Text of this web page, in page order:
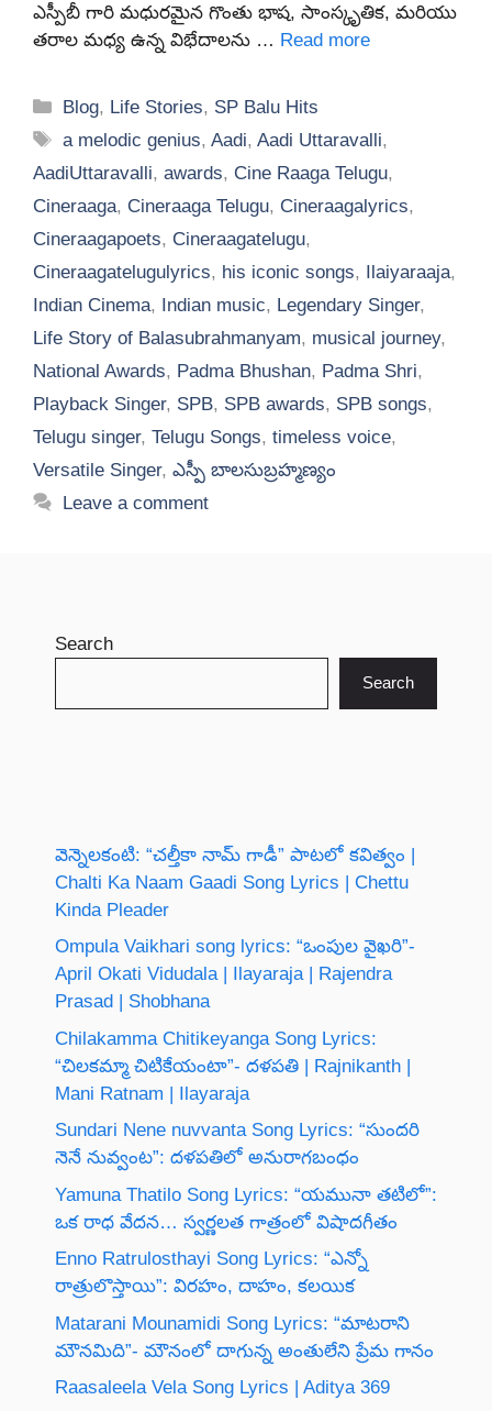
ఎస్పీబీ గారి మధురమైన గొంతు భాష, సాంస్కృతిక, మరియు
తరాల మధ్య ఉన్న విభేదాలను … Read more
Categories
Blog, Life Stories, SP Balu Hits
Tags
a melodic genius,Aadi,Aadi Uttaravalli,
AadiUttaravalli, awards, Cine Raaga Telugu,
Cineraaga, Cineraaga Telugu, Cineraagalyrics,
Cineraagapoets, Cineraagatelugu,
Cineraagatelugulyrics, his iconic songs, Ilaiyaraaja,
Indian Cinema, Indian music, Legendary Singer,
Life Story of Balasubrahmanyam, musical journey,
National Awards, Padma Bhushan, Padma Shri,
Playback Singer, SPB, SPB awards, SPB songs,
Telugu singer, Telugu Songs, timeless voice,
Versatile Singer, ఎస్పీ బాలసుబ్రహ్మణ్యం
Leave a comment
Search
Search
వెన్నెలకంటి: “చల్తీకా నామ్ గాడీ” పాటలో కవిత్వం |
Chalti Ka Naam Gaadi Song Lyrics | Chettu
Kinda Pleader
Ompula Vaikhari song lyrics: “ఒంపుల వైఖరి”-
April Okati Vidudala | Ilayaraja | Rajendra
Prasad | Shobhana
Chilakamma Chitikeyanga Song Lyrics:
“చిలకమ్మా చిటికేయంటా”- దళపతి | Rajnikanth |
Mani Ratnam | Ilayaraja
Sundari Nene nuvvanta Song Lyrics: “సుందరి
నెనే నువ్వంట”: దళపతిలో అనురాగబంధం
Yamuna Thatilo Song Lyrics: “యమునా తటిలో”:
ఒక రాధ వేదన… స్వర్ణలత గాత్రంలో విషాదగీతం
Enno Ratrulosthayi Song Lyrics: “ఎన్నో
రాత్రులొస్తాయి”: విరహం, దాహం, కలయిక
Matarani Mounamidi Song Lyrics: “మాటరాని
మౌనమిది”- మౌనంలో దాగున్న అంతులేని ప్రేమ గానం
Raasaleela Vela Song Lyrics | Aditya 369